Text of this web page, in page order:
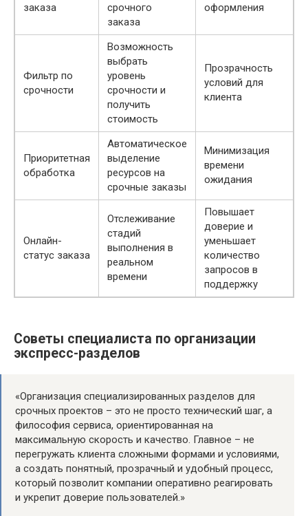
заказа
срочного
заказа
оформления
Фильтр по
срочности
Возможность
выбрать
уровень
срочности и
получить
стоимость
Прозрачность
условий для
клиента
Приоритетная
обработка
Автоматическое
выделение
ресурсов на
срочные заказы
Минимизация
времени
ожидания
Онлайн-
статус заказа
Отслеживание
стадий
выполнения в
реальном
времени
Повышает
доверие и
уменьшает
количество
запросов в
поддержку
Советы специалиста по организации
экспресс-разделов
«Организация специализированных разделов для
срочных проектов – это не просто технический шаг, а
философия сервиса, ориентированная на
максимальную скорость и качество. Главное – не
перегружать клиента сложными формами и условиями,
а создать понятный, прозрачный и удобный процесс,
который позволит компании оперативно реагировать
и укрепит доверие пользователей.»